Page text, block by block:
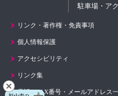
駐車場・ア
リンク・著作権・免責事項
個人情報保護
アクセシビリティ
リンク集
電話・FAX番号・メールアドレス